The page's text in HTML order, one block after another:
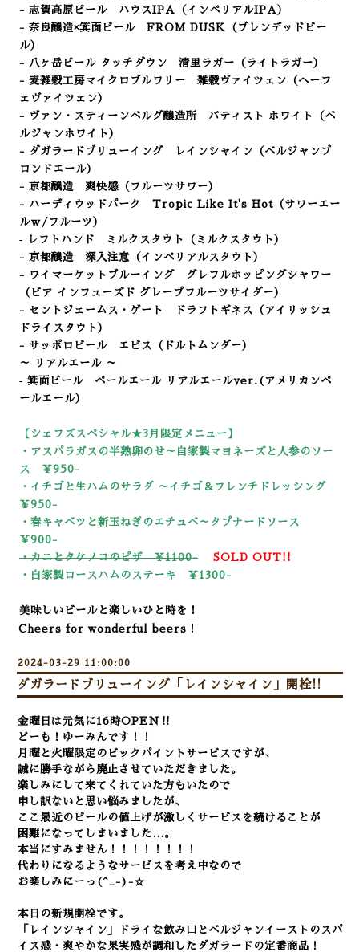
- 志賀高原ビール ハウスIPA（インペリアルIPA）
- 奈良醸造×箕面ビール FROM DUSK（ブレンデッドビー
ル）
- 八ヶ岳ビール タッチダウン 清里ラガー（ライトラガー）
- 麦雑穀工房マイクロブルワリー 雑穀ヴァイツェン（ヘーフ
ェヴァイツェン）
- ヴァン・スティーンベルグ醸造所 バティスト ホワイト（ ベ
ルジャンホワイト）
- ダガラードブリューイング レインシャイン（ベルジャンブ
ロンドエール）
- 京都醸造 爽快感 （フルーツサワー）
- ハーディウッドパーク Tropic Like It's Hot（サワーエー
ルｗ/フルーツ）
‐ レフトハンド ミルクスタウト（ミルクスタウト）
- 京都醸造 深入注意（インペリアルスタウト）
- ワイマーケットブルーイング グレフルホッピングシャワー
（ビア インフューズド グレープフルーツサイダー）
- セントジェームス・ゲート ドラフトギネス（アイリッシュ
ドライスタウト）
- サッポロビール エビス（ドルトムンダー）
～ リアルエール ～
‐ 箕面ビール ペールエール リアルエールver.(アメリカンペ
ールエール）
【シェフズスペシャル★3 月限定メニュー】
・アスパラガスの半熟卵のせ～自家製マヨネーズと人参のソー
ス ￥950-
・イチゴと生ハムのサラダ ～イチゴ＆フレンチドレッシング
￥950-
・春キャベツと新玉ねぎのエチュベ～タプナードソース
￥900-
・カニとタケノコのピザ ￥1100- SOLD OUT!!
・自家製ロースハムのステーキ ￥1300-
美味しいビールと楽しいひと時を！
Cheers for wonderful beers！
2024-03-29 11:00:00
ダガラードブリューイング「レインシャイン」開栓!!
金曜日は元気に16時OPEN‼
どーも！ゆーみんです！！
月曜と火曜限定のビックパイントサービスですが、
誠に勝手ながら廃止させていただきました。
楽しみにして来てくれていた方もいたので
申し訳ないと思い悩みましたが、
ここ最近のビールの値上げが激しくサービスを続けることが
困難になってしまいました…。
本当にすみません！！！！！！！！
代わりになるようなサービスを考え中なので
お楽しみにーっ(^_-)-☆
本日の新規開栓です。
「レインシャイン」ドライな飲み口とベルジャンイーストのスパ
イス感・爽やかな果実感が調和したダガラードの定番商品！